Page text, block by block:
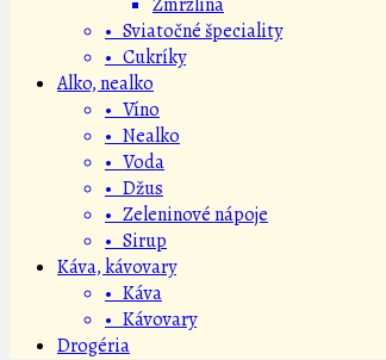
• Sviatočné špeciality
• Cukríky
Alko, nealko
• Víno
• Nealko
• Voda
• Džus
• Zeleninové nápoje
• Sirup
Káva, kávovary
• Káva
• Kávovary
Drogéria